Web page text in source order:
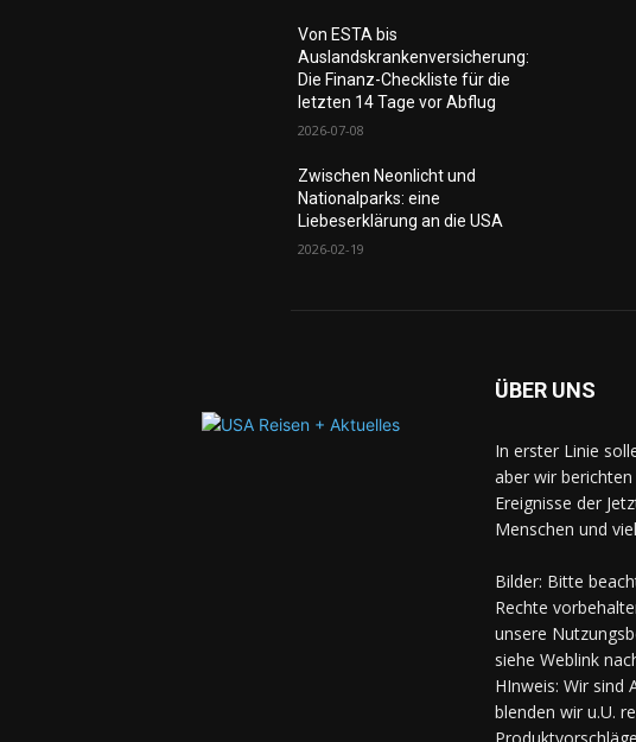
Von ESTA bis
Auslandskrankenversicherung:
Die Finanz-Checkliste für die
letzten 14 Tage vor Abflug
2026-07-08
Zwischen Neonlicht und
Nationalparks: eine
Liebeserklärung an die USA
2026-02-19
ÜBER UNS
In erster Linie
aber wir
Ereignisse der
Menschen und
Bilder: Bitte
Rechte
unsere
siehe Weblink
HInweis: Wir sind
blenden wir u.U.